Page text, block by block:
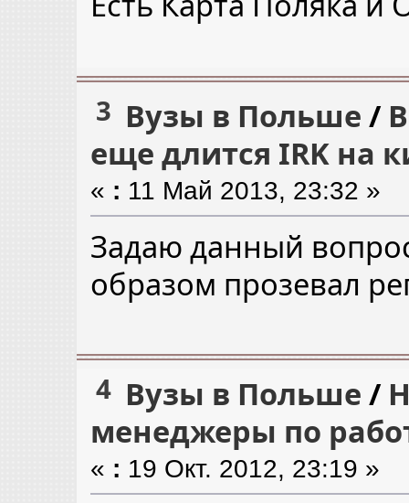
3 Вузы в Польше /
еще длится IRK на
« : 11 Май 2013, 23:32 »
Задаю данный
образом прозевал
4 Вузы в Польше /
менеджеры по
« : 19 Окт. 2012, 23:19 »